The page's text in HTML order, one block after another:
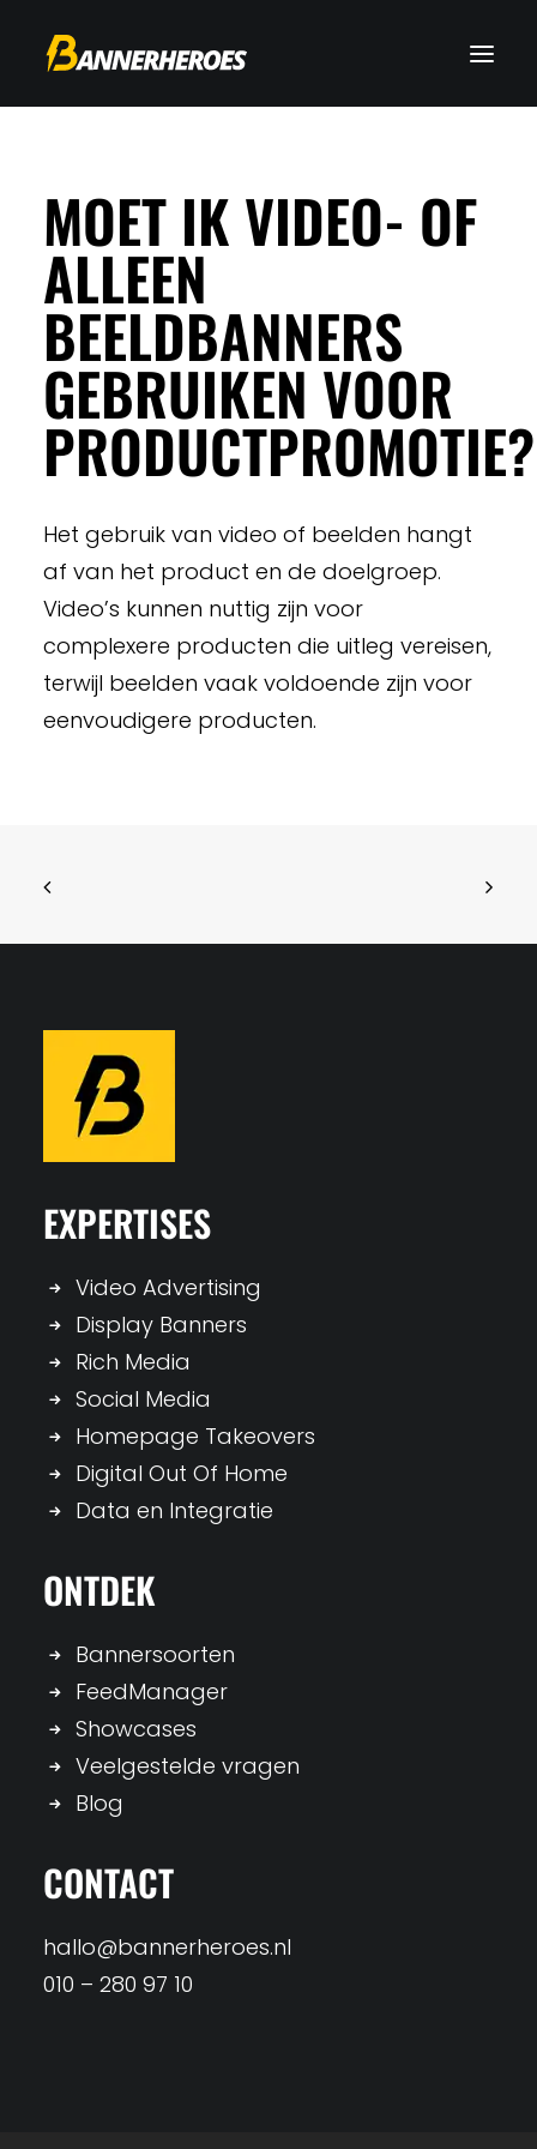
MOET IK VIDEO- OF
ALLEEN
BEELDBANNERS
GEBRUIKEN VOOR
PRODUCTPROMOTIE?
Het gebruik van video of beelden hangt
af van het product en de doelgroep.
Video’s kunnen nuttig zijn voor
complexere producten die uitleg vereisen,
terwijl beelden vaak voldoende zijn voor
eenvoudigere producten.
EXPERTISES
Video Advertising
Display Banners
Rich Media
Social Media
Homepage Takeovers
Digital Out Of Home
Data en Integratie
ONTDEK
Bannersoorten
FeedManager
Showcases
Veelgestelde vragen
Blog
CONTACT
hallo@bannerheroes.nl
010 – 280 97 10